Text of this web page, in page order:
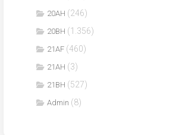
20AH (246)
20BH (1.356)
21AF (460)
21AH (3)
21BH (527)
Admin (8)